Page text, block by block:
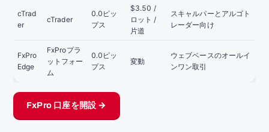
cTrad
er
cTrader
0.0ピッ
プス
$3.50 /
ロット /
片道
スキャルパーとアルゴト
レーダー向け
FxPro
Edge
FxProプラ
ットフォー
ム
0.0ピッ
プス
変動
ウェブベースのオールイ
ンワン取引
FxPro 口座を開設 →